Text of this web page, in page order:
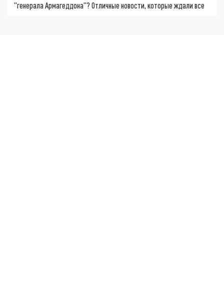
"генерала Армагеддона"? Отличные новости, которые ждали все